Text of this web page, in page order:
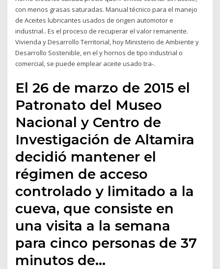
con menos grasas saturadas. Manual técnico para el manejo
de Aceites lubricantes usados de origen automotor e
industrial.. Es el proceso de recuperar el valor remanente.
Vivienda y Desarrollo Territorial, hoy Ministerio de Ambiente y
Desarrollo Sostenible, en el y hornos de tipo industrial o
comercial, se puede emplear aceite usado tra-.
El 26 de marzo de 2015 el
Patronato del Museo
Nacional y Centro de
Investigación de Altamira
decidió mantener el
régimen de acceso
controlado y limitado a la
cueva, que consiste en
una visita a la semana
para cinco personas de 37
minutos de…